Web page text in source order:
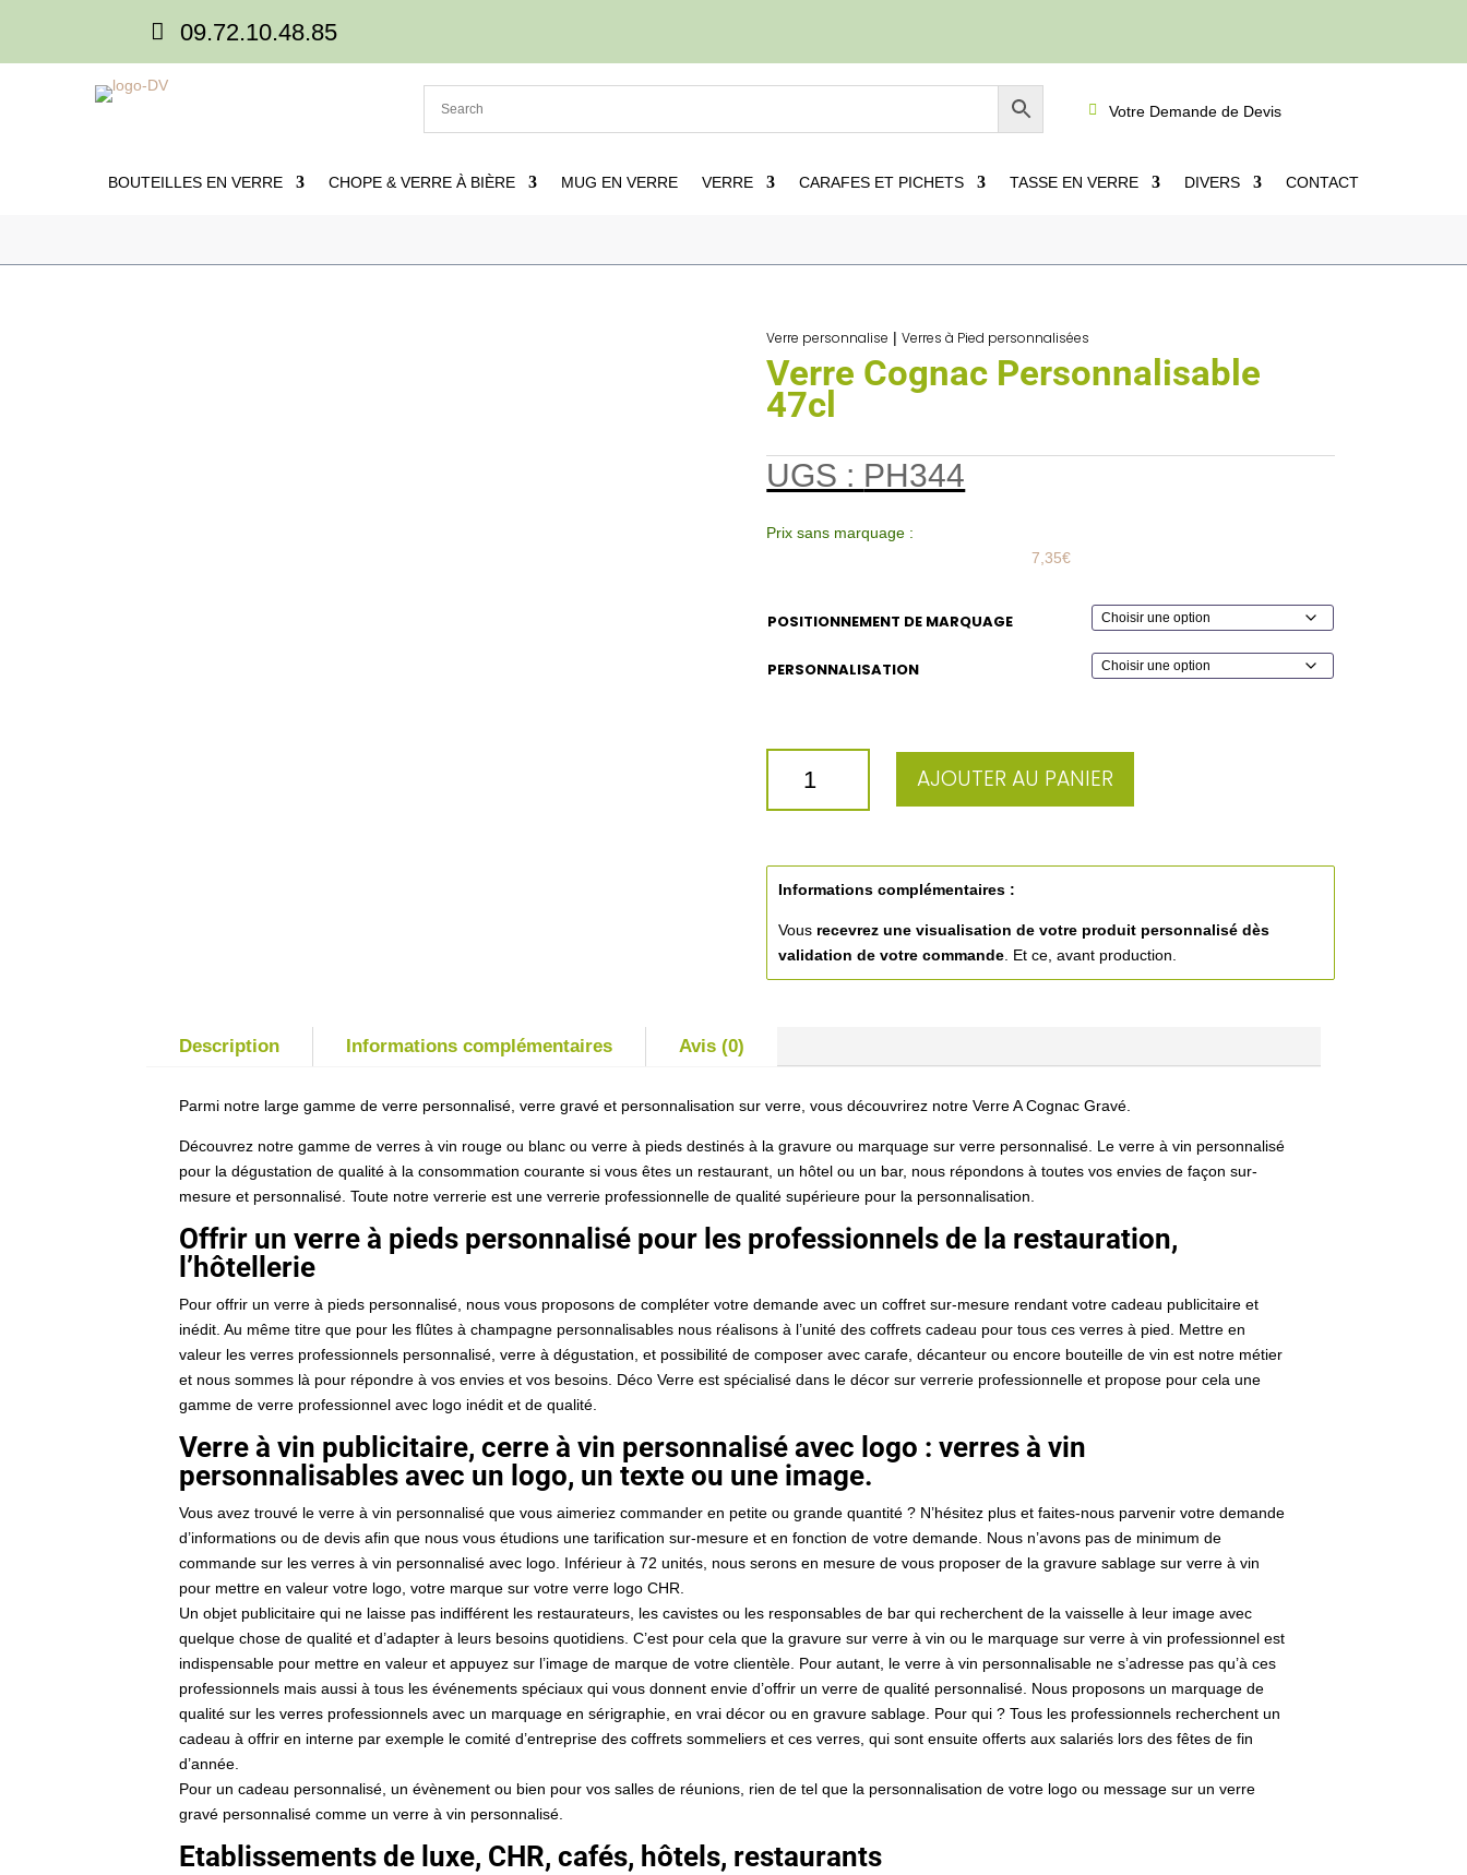
 09.72.10.48.85
 Votre Demande de Devis
BOUTEILLES EN VERRE CHOPE & VERRE À BIÈRE MUG EN VERRE VERRE CARAFES ET PICHETS TASSE EN VERRE DIVERS CONTACT
Verre personnalise |Verres à Pied personnalisées
Verre Cognac Personnalisable
47cl
UGS : PH344
Prix sans marquage :
7,35€
POSITIONNEMENT DE MARQUAGE
PERSONNALISATION
VERRE
47CL
AJOUTER AU PANIER
Informations complémentaires :
Vous recevrez une visualisation de votre produit personnalisé dès
validation de votre commande . Et ce, avant production.
Description Informations complémentaires Avis (0)
Parmi notre large gamme de verre personnalisé, verre gravé et personnalisation sur verre, vous découvrirez notre Verre A Cognac Gravé.
Découvrez notre gamme de verres à vin rouge ou blanc ou verre à pieds destinés à la gravure ou marquage sur verre personnalisé. Le verre à vin personnalisé
pour la dégustation de qualité à la consommation courante si vous êtes un restaurant, un hôtel ou un bar, nous répondons à toutes vos envies de façon sur-
mesure et personnalisé. Toute notre verrerie est une verrerie professionnelle de qualité supérieure pour la personnalisation.
Offrir un verre à pieds personnalisé pour les professionnels de la restauration,
l’hôtellerie
Pour offrir un verre à pieds personnalisé, nous vous proposons de compléter votre demande avec un coffret sur-mesure rendant votre cadeau publicitaire et
inédit. Au même titre que pour les flûtes à champagne personnalisables nous réalisons à l’unité des coffrets cadeau pour tous ces verres à pied. Mettre en
valeur les verres professionnels personnalisé, verre à dégustation, et possibilité de composer avec carafe, décanteur ou encore bouteille de vin est notre métier
et nous sommes là pour répondre à vos envies et vos besoins. Déco Verre est spécialisé dans le décor sur verrerie professionnelle et propose pour cela une
gamme de verre professionnel avec logo inédit et de qualité.
Verre à vin publicitaire, cerre à vin personnalisé avec logo : verres à vin
personnalisables avec un logo, un texte ou une image.
Vous avez trouvé le verre à vin personnalisé que vous aimeriez commander en petite ou grande quantité ? N’hésitez plus et faites-nous parvenir votre demande
d’informations ou de devis afin que nous vous étudions une tarification sur-mesure et en fonction de votre demande. Nous n’avons pas de minimum de
commande sur les verres à vin personnalisé avec logo. Inférieur à 72 unités, nous serons en mesure de vous proposer de la gravure sablage sur verre à vin
pour mettre en valeur votre logo, votre marque sur votre verre logo CHR.
Un objet publicitaire qui ne laisse pas indifférent les restaurateurs, les cavistes ou les responsables de bar qui recherchent de la vaisselle à leur image avec
quelque chose de qualité et d’adapter à leurs besoins quotidiens. C’est pour cela que la gravure sur verre à vin ou le marquage sur verre à vin professionnel est
indispensable pour mettre en valeur et appuyez sur l’image de marque de votre clientèle. Pour autant, le verre à vin personnalisable ne s’adresse pas qu’à ces
professionnels mais aussi à tous les événements spéciaux qui vous donnent envie d’offrir un verre de qualité personnalisé. Nous proposons un marquage de
qualité sur les verres professionnels avec un marquage en sérigraphie, en vrai décor ou en gravure sablage. Pour qui ? Tous les professionnels recherchent un
cadeau à offrir en interne par exemple le comité d’entreprise des coffrets sommeliers et ces verres, qui sont ensuite offerts aux salariés lors des fêtes de fin
d’année.
Pour un cadeau personnalisé, un évènement ou bien pour vos salles de réunions, rien de tel que la personnalisation de votre logo ou message sur un verre
gravé personnalisé comme un verre à vin personnalisé.
Etablissements de luxe, CHR, cafés, hôtels, restaurants